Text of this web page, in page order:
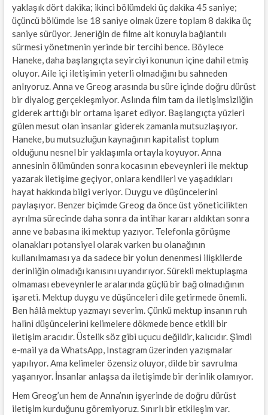
yaklaşık dört dakika; ikinci bölümdeki üç dakika 45 saniye;
üçüncü bölümde ise 18 saniye olmak üzere toplam 8 dakika üç
saniye sürüyor. Jeneriğin de filme ait konuyla bağlantılı
sürmesi yönetmenin yerinde bir tercihi bence. Böylece
Haneke, daha başlangıçta seyirciyi konunun içine dahil etmiş
oluyor. Aile içi iletişimin yeterli olmadığını bu sahneden
anlıyoruz. Anna ve Greog arasında bu süre içinde doğru dürüst
bir diyalog gerçekleşmiyor. Aslında film tam da iletişimsizliğin
giderek arttığı bir ortama işaret ediyor. Başlangıçta yüzleri
gülen mesut olan insanlar giderek zamanla mutsuzlaşıyor.
Haneke, bu mutsuzluğun kaynağının kapitalist toplum
olduğunu nesnel bir yaklaşımla ortayla koyuyor. Anna
annesinin ölümünden sonra kocasının ebeveynleri ile mektup
yazarak iletişime geçiyor, onlara kendileri ve yaşadıkları
hayat hakkında bilgi veriyor. Duygu ve düşüncelerini
paylaşıyor. Benzer biçimde Greog da önce üst yöneticilikten
ayrılma sürecinde daha sonra da intihar kararı aldıktan sonra
anne ve babasına iki mektup yazıyor. Telefonla görüşme
olanakları potansiyel olarak varken bu olanağının
kullanılmaması ya da sadece bir yolun denenmesi ilişkilerde
derinliğin olmadığı kanısını uyandırıyor. Sürekli mektuplaşma
olmaması ebeveynlerle aralarında güçlü bir bağ olmadığının
işareti. Mektup duygu ve düşünceleri dile getirmede önemli.
Ben hâlâ mektup yazmayı severim. Çünkü mektup insanın ruh
halini düşüncelerini kelimelere dökmede bence etkili bir
iletişim aracıdır. Üstelik söz gibi uçucu değildir, kalıcıdır. Şimdi
e-mail ya da WhatsApp, Instagram üzerinden yazışmalar
yapılıyor. Ama kelimeler özensiz oluyor, dilde bir savrulma
yaşanıyor. İnsanlar anlaşsa da iletişimde bir derinlik olamıyor.
Hem Greog’un hem de Anna’nın işyerinde de doğru dürüst
iletişim kurduğunu göremiyoruz. Sınırlı bir etkileşim var.